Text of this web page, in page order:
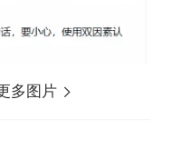
多图片